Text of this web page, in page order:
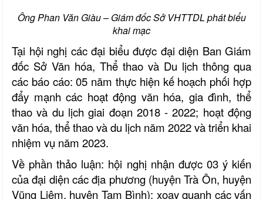
Ông Phan Văn Giàu – Giám đốc Sở VHTTDL phát biểu
khai mạc
Tại hội nghị các đại biểu được đại diện Ban Giám
đốc Sở Văn hóa, Thể thao và Du lịch thông qua
các báo cáo: 05 năm thực hiện kế hoạch phối hợp
đẩy mạnh các hoạt động văn hóa, gia đình, thể
thao và du lịch giai đoạn 2018 - 2022; hoạt động
văn hóa, thể thao và du lịch năm 2022 và triển khai
nhiệm vụ năm 2023.
Về phần thảo luận: hội nghị nhận được 03 ý kiến
của đại diện các địa phương (huyện Trà Ôn, huyện
Vũng Liêm, huyện Tam Bình): xoay quanh các vấn